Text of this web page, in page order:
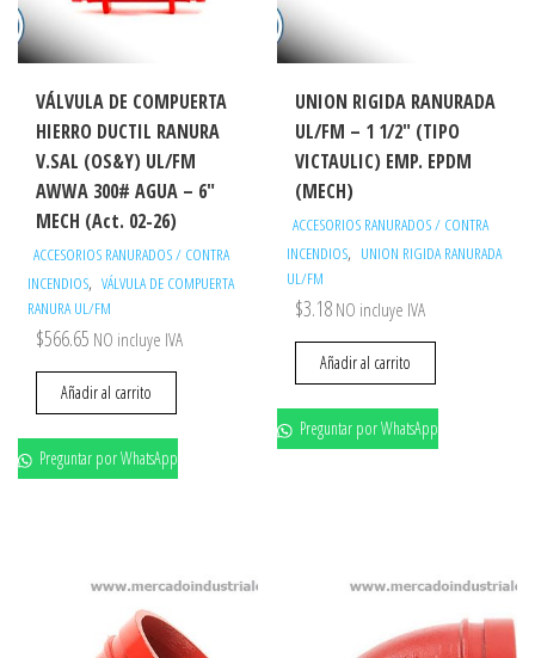
VÁLVULA DE COMPUERTA
HIERRO DUCTIL RANURA
V.SAL (OS&Y) UL/FM
AWWA 300# AGUA – 6″
MECH (Act. 02-26)
ACCESORIOS RANURADOS / CONTRA
INCENDIOS, VÁLVULA DE COMPUERTA
RANURA UL/FM
$566.65 NO incluye IVA
Añadir al carrito
Preguntar por WhatsApp
UNION RIGIDA RANURADA
UL/FM – 1 1/2″ (TIPO
VICTAULIC) EMP. EPDM
(MECH)
ACCESORIOS RANURADOS / CONTRA
INCENDIOS, UNION RIGIDA RANURADA
UL/FM
$3.18 NO incluye IVA
Añadir al carrito
Preguntar por WhatsApp